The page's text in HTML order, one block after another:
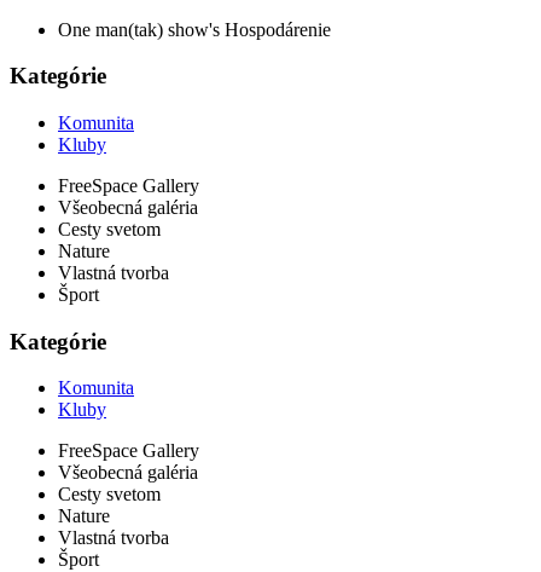
One man(tak) show's Hospodárenie
Kategórie
Komunita
Kluby
FreeSpace Gallery
Všeobecná galéria
Cesty svetom
Nature
Vlastná tvorba
Šport
Kategórie
Komunita
Kluby
FreeSpace Gallery
Všeobecná galéria
Cesty svetom
Nature
Vlastná tvorba
Šport